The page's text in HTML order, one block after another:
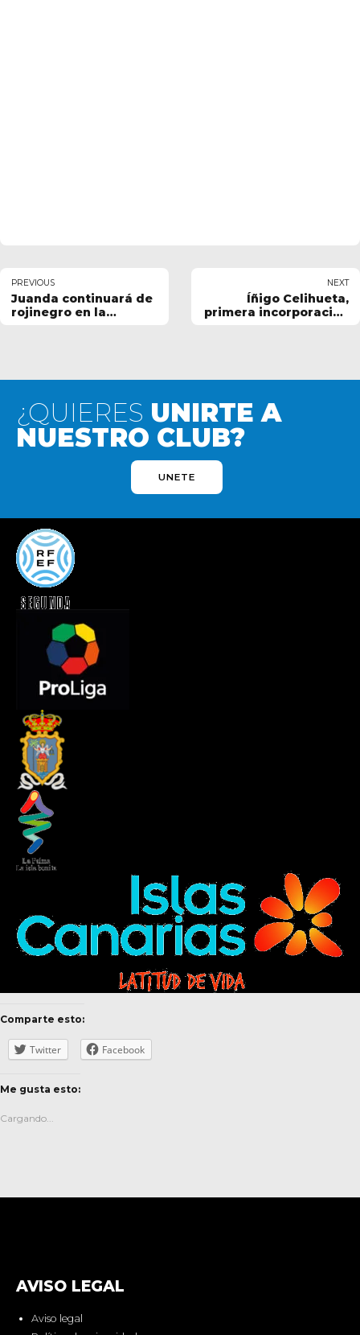
PREVIOUS
Juanda continuará de
rojinegro en la
NEXT
Íñigo Celihueta,
primera incorporación
¿QUIERES UNIRTE A
NUESTRO CLUB?
UNETE
Comparte esto:
Twitter Facebook
Me gusta esto:
Cargando...
AVISO LEGAL
Aviso legal